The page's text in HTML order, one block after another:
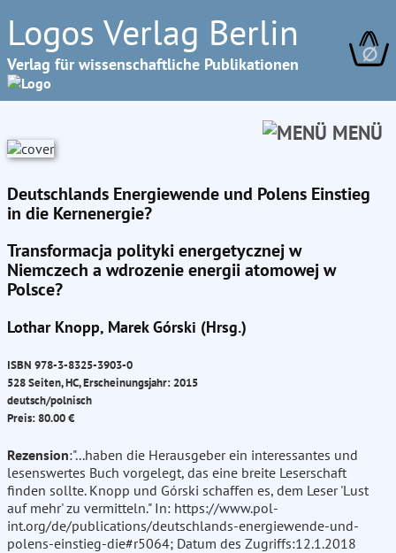
Logos Verlag Berlin
Verlag für wissenschaftliche Publikationen ∅
MENÜ
Deutschlands Energiewende und Polens Einstieg
in die Kernenergie?
Transformacja polityki energetycznej w
Niemczech a wdrozenie energii atomowej w
Polsce?
Lothar Knopp, Marek Górski (Hrsg.)
ISBN 978-3-8325-3903-0
528 Seiten, HC, Erscheinungsjahr: 2015
deutsch/polnisch
Preis: 80.00 €
Rezension:"...haben die Herausgeber ein interessantes und
lesenswertes Buch vorgelegt, das eine breite Leserschaft
finden sollte. Knopp und Górski schaffen es, dem Leser 'Lust
auf mehr' zu vermitteln." In: https://www.pol-
int.org/de/publications/deutschlands-energiewende-und-
polens-einstieg-die#r5064; Datum des Zugriffs:12.1.2018